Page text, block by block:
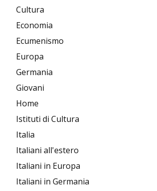
Cultura
Economia
Ecumenismo
Europa
Germania
Giovani
Home
Istituti di Cultura
Italia
Italiani all'estero
Italiani in Europa
Italiani in Germania